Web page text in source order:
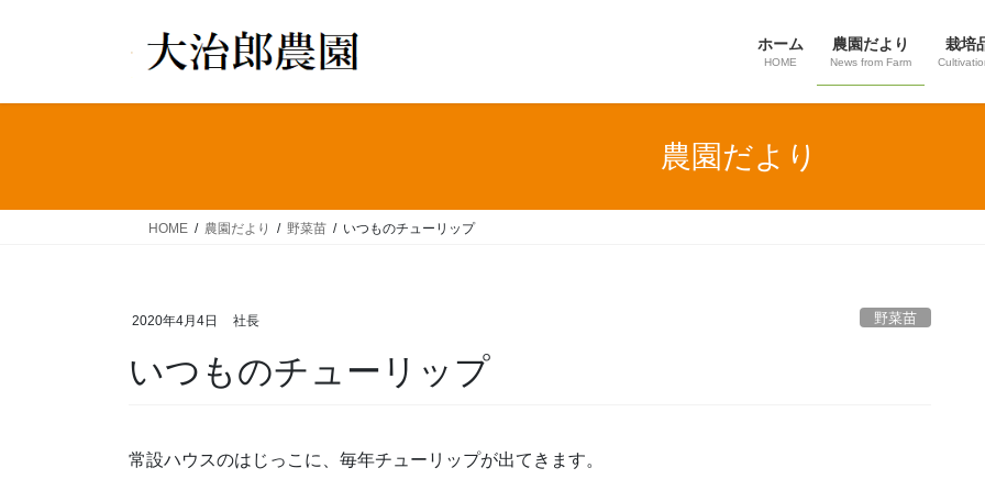
ホーム
HOME
農園だより
News from Farm
栽培
農園だより
HOME 農園だより 野菜苗 いつものチューリップ
2020年4月4日 社長 野菜苗
いつものチューリップ
常設ハウスのはじっこに、毎年チューリップが出てきます。